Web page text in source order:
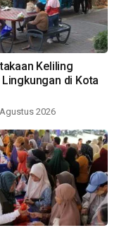
Keliling
Lingkungan di Kota
2026